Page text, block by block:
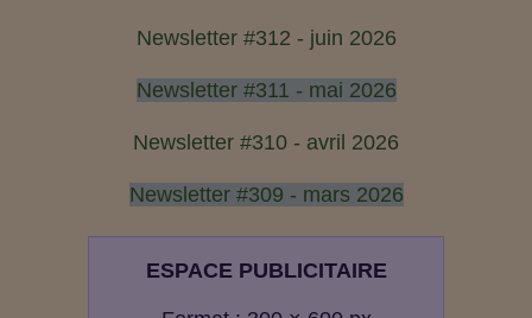
Newsletter #312 - juin 2026
Newsletter #311 - mai 2026
Newsletter #310 - avril 2026
Newsletter #309 - mars 2026
ESPACE PUBLICITAIRE